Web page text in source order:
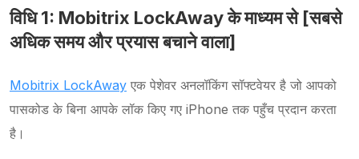
विधि 1: Mobitrix LockAway के माध्यम से [सबसे
अधिक समय और प्रयास बचाने वाला]
Mobitrix LockAway एक पेशेवर अनलॉकिंग सॉफ्टवेयर है जो आपको
पासकोड के बिना आपके लॉक किए गए iPhone तक पहुँच प्रदान करता
है।